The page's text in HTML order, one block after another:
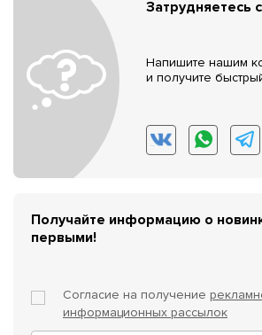
Затрудняетесь
Напишите нашим
и получите
Получайте информацию о
первыми!
Согласие на получение
информационных рассылок